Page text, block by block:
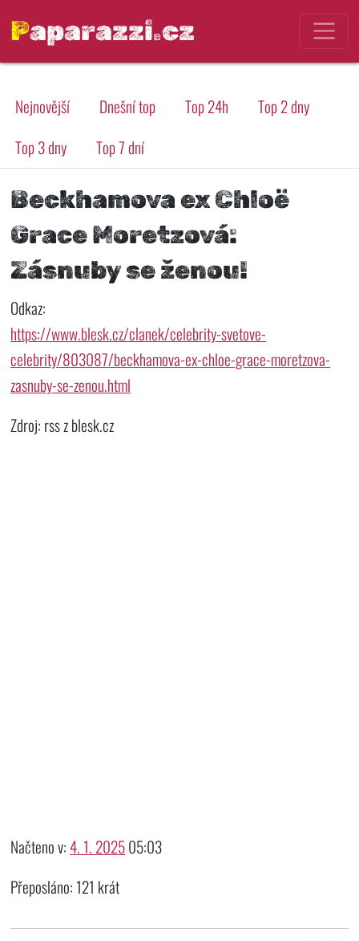
Paparazzi.cz
Nejnovější Dnešní top Top 24h
Top 2 dny
Top 3 dny
Top 7 dní
Beckhamova ex Chloë
Grace Moretzová:
Zásnuby se ženou!
Odkaz:
https://www.blesk.cz/clanek/celebrity-svetove-
celebrity/803087/beckhamova-ex-chloe-grace-moretzova-
zasnuby-se-zenou.html
Zdroj: rss z blesk.cz
Načteno v: 4. 1. 202505:03
Přeposláno: 121 krát